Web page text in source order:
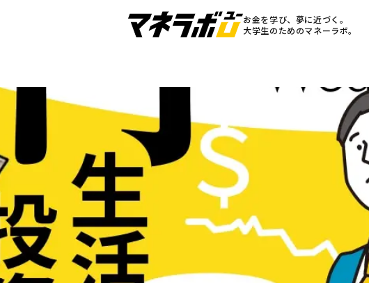
お金を学び、夢に近づく。
大学生のためのマネーラボ。